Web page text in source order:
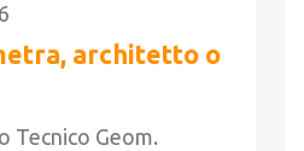
architetto o
Tecnico Geom.